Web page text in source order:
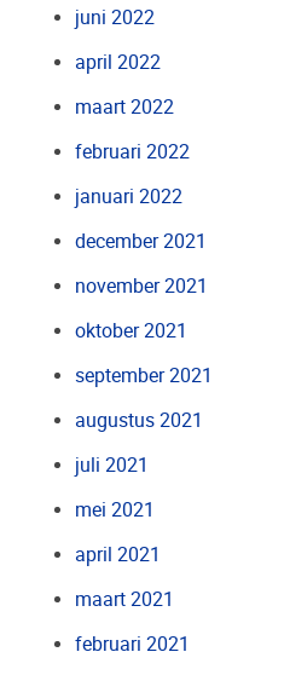
juni 2022
april 2022
maart 2022
februari 2022
januari 2022
december 2021
november 2021
oktober 2021
september 2021
augustus 2021
juli 2021
mei 2021
april 2021
maart 2021
februari 2021